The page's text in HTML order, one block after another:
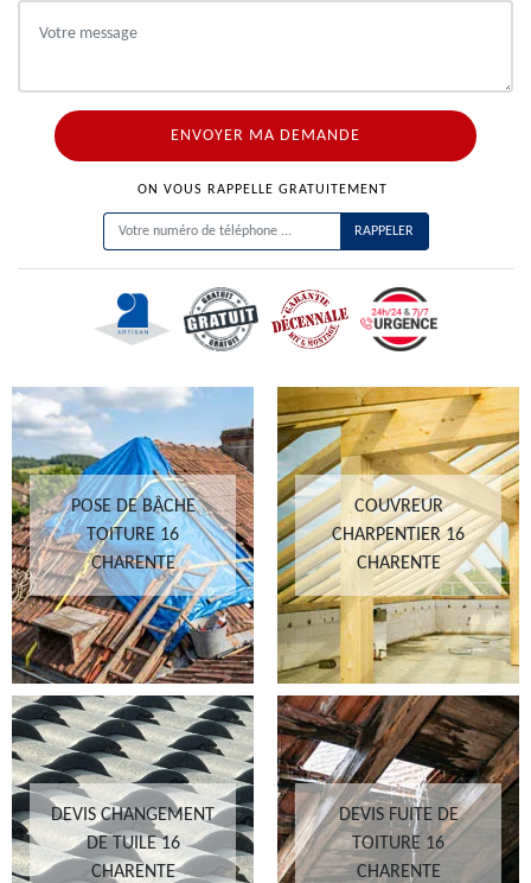
ON VOUS RAPPELLE GRATUITEMENT
POSE DE BÂCHE
TOITURE 16
CHARENTE
COUVREUR
CHARPENTIER 16
CHARENTE
DEVIS CHANGEMENT
DE TUILE 16
CHARENTE
DEVIS FUITE DE
TOITURE 16
CHARENTE